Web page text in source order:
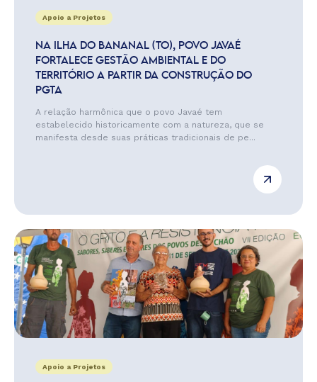
Apoio a Projetos
NA ILHA DO BANANAL (TO), POVO JAVAÉ
FORTALECE GESTÃO AMBIENTAL E DO
TERRITÓRIO A PARTIR DA CONSTRUÇÃO DO
PGTA
A relação harmônica que o povo Javaé tem
estabelecido historicamente com a natureza, que se
manifesta desde suas práticas tradicionais de pe...
Apoio a Projetos